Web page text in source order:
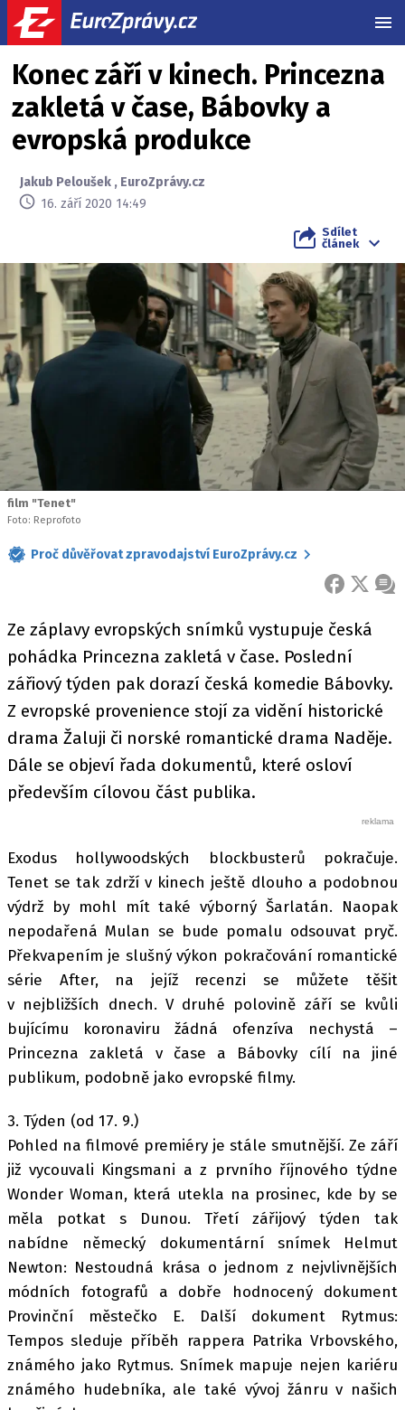
Konec září v kinech. Princezna
zakletá v čase, Bábovky a
evropská produkce
Jakub Peloušek , EuroZprávy.cz
16. září 2020 14:49
Sdílet
článek
film "Tenet"
Foto: Reprofoto
Proč důvěřovat zpravodajství EuroZprávy.cz
FACEBOOK
X
Ze záplavy evropských snímků vystupuje česká
pohádka Princezna zakletá v čase. Poslední
zářiový týden pak dorazí česká komedie Bábovky.
Z evropské provenience stojí za vidění historické
drama Žaluji či norské romantické drama Naděje.
Dále se objeví řada dokumentů, které osloví
především cílovou část publika.
Exodus hollywoodských blockbusterů pokračuje.
Tenet se tak zdrží v kinech ještě dlouho a podobnou
výdrž by mohl mít také výborný Šarlatán. Naopak
nepodařená Mulan se bude pomalu odsouvat pryč.
Překvapením je slušný výkon pokračování romantické
série After, na jejíž recenzi se můžete těšit
v nejbližších dnech. V druhé polovině září se kvůli
bujícímu koronaviru žádná ofenzíva nechystá –
Princezna zakletá v čase a Bábovky cílí na jiné
publikum, podobně jako evropské filmy.
3. Týden (od 17. 9.)
Pohled na filmové premiéry je stále smutnější. Ze září
již vycouvali Kingsmani a z prvního říjnového týdne
Wonder Woman, která utekla na prosinec, kde by se
měla potkat s Dunou. Třetí zářijový týden tak
nabídne německý dokumentární snímek Helmut
Newton: Nestoudná krása o jednom z nejvlivnějších
módních fotografů a dobře hodnocený dokument
Provinční městečko E. Další dokument Rytmus:
Tempos sleduje příběh rappera Patrika Vrbovského,
známého jako Rytmus. Snímek mapuje nejen kariéru
známého hudebníka, ale také vývoj žánru v našich